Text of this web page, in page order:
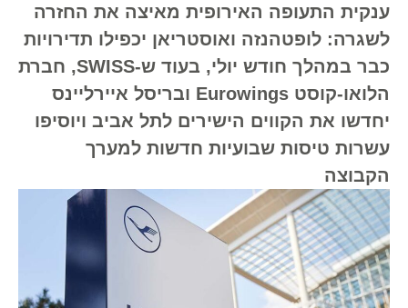
ענקית התעופה האירופית מאיצה את החזרה
לשגרה: לופטהנזה ואוסטריאן יכפילו תדירויות
כבר במהלך חודש יולי, בעוד ש-SWISS, חברת
הלואו-קוסט Eurowings ובריסל איירליינס
יחדשו את הקווים הישירים לתל אביב ויוסיפו
עשרות טיסות שבועיות חדשות למערך
הקבוצה